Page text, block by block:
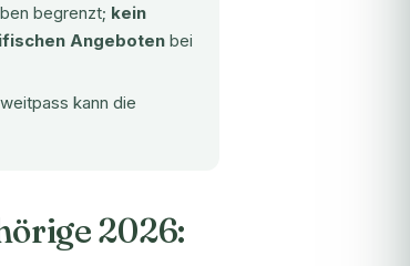
begrenzt; kein
Angeboten bei
kann die
2026: